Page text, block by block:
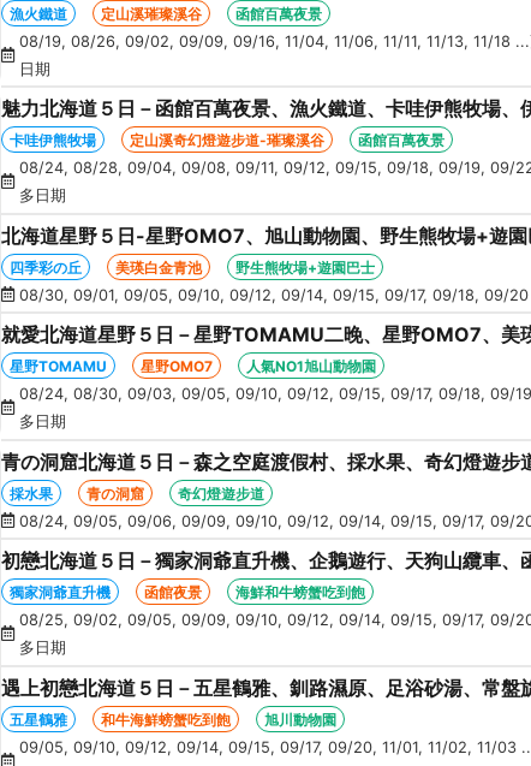
AOAO水族館、藻岩山纜車、三大螃蟹吃到飽
漁火鐵道 定山溪璀璨溪谷
函館百萬夜景
08/19, 08/26, 09/02, 09/09, 09/16, 11/04, 11/06, 11/11, 11/13, 11/18 ...
日期
魅力北海道５日－函館百萬夜景、漁火鐵道、卡哇伊熊牧場、
鵝遊行、奇幻燈遊步道、璀璨溪谷、人氣NO1小丑漢堡
卡哇伊熊牧場 定山溪奇幻燈遊步道-璀璨溪谷
函館百萬夜景
08/24, 08/28, 09/04, 09/08, 09/11, 09/12, 09/15, 09/18, 09/19, 09/
多日期
北海道星野５日-星野OMO7、旭山動物園、野生熊牧場+遊園
丘、卡哇伊草泥馬、美瑛白金青池、螃蟹吃到飽
四季彩の丘 美瑛白金青池
野生熊牧場+遊園巴士
08/30, 09/01, 09/05, 09/10, 09/12, 09/14, 09/15, 09/17, 09/18, 09/20
就愛北海道星野５日－星野TOMAMU二晚、星野OMO7、美
涮鍋、人氣NO1旭山動物園、海鮮和牛螃蟹吃到飽
星野TOMAMU 星野OMO7
人氣NO1旭山動物園
08/24, 08/30, 09/03, 09/05, 09/10, 09/12, 09/15, 09/17, 09/18, 09/
多日期
青の洞窟北海道５日－森之空庭渡假村、採水果、奇幻燈遊步
企鵝遊行、卡哇伊熊牧場、忍者伊達時代村、螃蟹吃到飽
採水果 青の洞窟
奇幻燈遊步道
08/24, 09/05, 09/06, 09/09, 09/10, 09/12, 09/14, 09/15, 09/17, 09/
初戀北海道５日－獨家洞爺直升機、企鵝遊行、天狗山纜車、
景、海膽、北方馬公園、海鮮和牛螃蟹吃到飽
獨家洞爺直升機 函館夜景
海鮮和牛螃蟹吃到飽
08/25, 09/02, 09/05, 09/09, 09/10, 09/12, 09/14, 09/15, 09/17, 09/
多日期
遇上初戀北海道５日－五星鶴雅、釧路濕原、足浴砂湯、常盤
NO1旭山動物園、爐端燒、和牛海鮮螃蟹吃到飽
五星鶴雅 和牛海鮮螃蟹吃到飽
旭川動物園
09/05, 09/10, 09/12, 09/14, 09/15, 09/17, 09/20, 11/01, 11/02, 11/03